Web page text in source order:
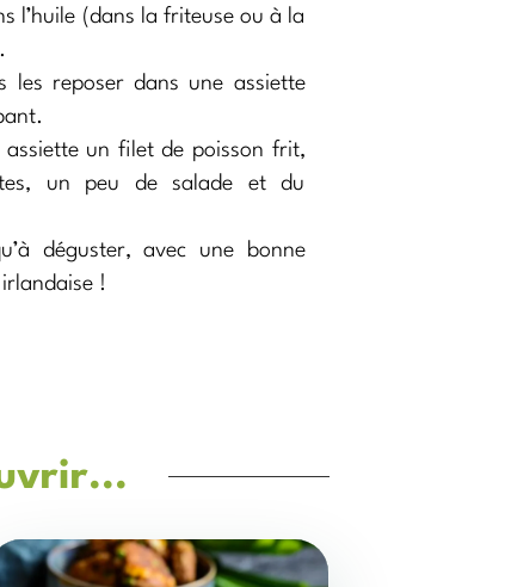
l’huile (dans la friteuse ou à la
les reposer dans une assiette
assiette un filet de poisson frit,
un peu de salade et du
déguster, avec une bonne
!